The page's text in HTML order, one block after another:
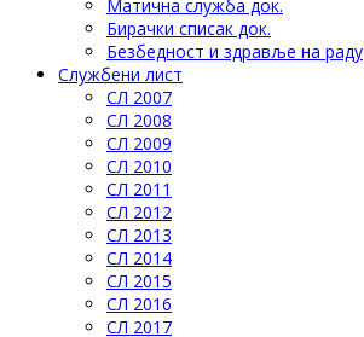
Матична служба док.
Бирачки списак док.
Безбедност и здравље на раду
Службени лист
СЛ 2007
СЛ 2008
СЛ 2009
СЛ 2010
СЛ 2011
СЛ 2012
СЛ 2013
СЛ 2014
СЛ 2015
СЛ 2016
СЛ 2017